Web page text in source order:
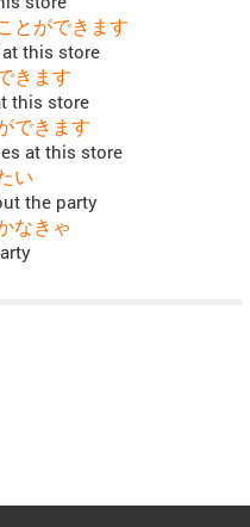
とができます
this store
きます
this store
できます
at this store
い
the party
なきゃ